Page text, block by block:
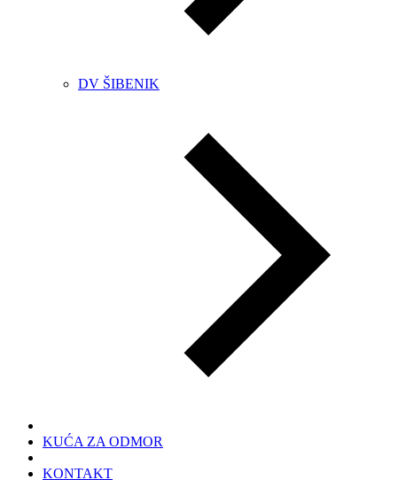
DV ŠIBENIK
KUĆA ZA ODMOR
KONTAKT